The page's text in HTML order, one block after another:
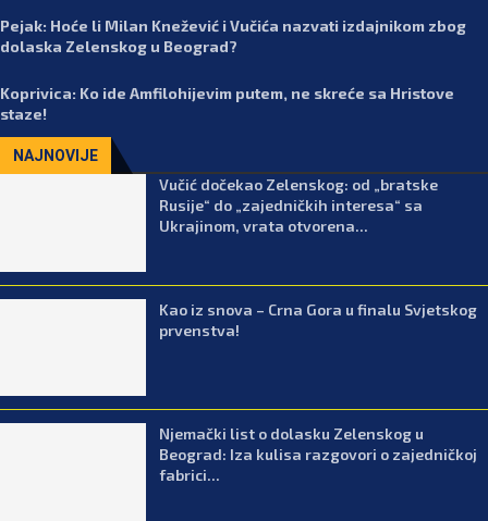
Pejak: Hoće li Milan Knežević i Vučića nazvati izdajnikom zbog
dolaska Zelenskog u Beograd?
Koprivica: Ko ide Amfilohijevim putem, ne skreće sa Hristove
staze!
NAJNOVIJE
Vučić dočekao Zelenskog: od „bratske
Rusije“ do „zajedničkih interesa“ sa
Ukrajinom, vrata otvorena...
Kao iz snova – Crna Gora u finalu Svjetskog
prvenstva!
Njemački list o dolasku Zelenskog u
Beograd: Iza kulisa razgovori o zajedničkoj
fabrici...